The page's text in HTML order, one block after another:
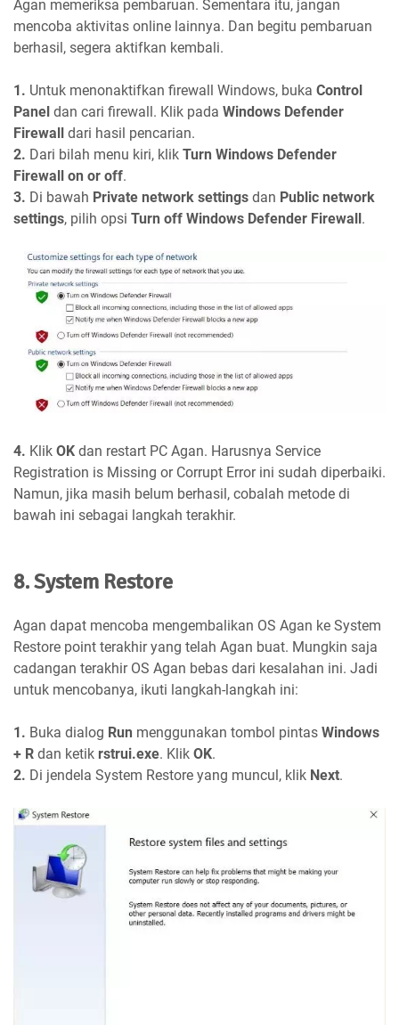
Agan memeriksa pembaruan. Sementara itu, jangan
mencoba aktivitas online lainnya. Dan begitu pembaruan
berhasil, segera aktifkan kembali.
1. Untuk menonaktifkan firewall Windows, buka Control
Panel dan cari firewall. Klik pada Windows Defender
Firewall dari hasil pencarian.
2. Dari bilah menu kiri, klik Turn Windows Defender
Firewall on or off.
3. Di bawah Private network settings dan Public network
settings, pilih opsi Turn off Windows Defender Firewall.
4. Klik OK dan restart PC Agan. Harusnya Service
Registration is Missing or Corrupt Error ini sudah diperbaiki.
Namun, jika masih belum berhasil, cobalah metode di
bawah ini sebagai langkah terakhir.
8. System Restore
Agan dapat mencoba mengembalikan OS Agan ke System
Restore point terakhir yang telah Agan buat. Mungkin saja
cadangan terakhir OS Agan bebas dari kesalahan ini. Jadi
untuk mencobanya, ikuti langkah-langkah ini:
1. Buka dialog Run menggunakan tombol pintas Windows
+ R dan ketik rstrui.exe. Klik OK.
2. Di jendela System Restore yang muncul, klik Next.